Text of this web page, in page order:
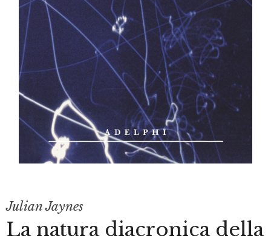
Julian Jaynes
La natura diacronica della